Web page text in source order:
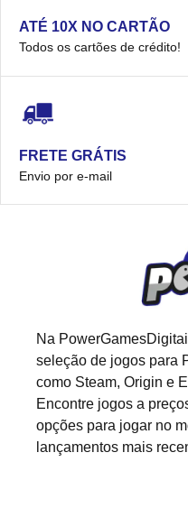
ATÉ 10X NO CARTÃO
Todos os cartões de crédito!
FRETE GRÁTIS
Envio por e-mail
Na
seleção de jogos para
como Steam, Origin e
Encontre jogos a
opções para jogar no
lançamentos mais